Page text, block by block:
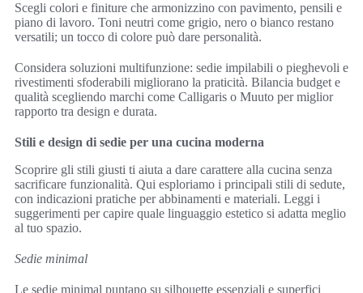
Scegli colori e finiture che armonizzino con pavimento, pensili e
piano di lavoro. Toni neutri come grigio, nero o bianco restano
versatili; un tocco di colore può dare personalità.
Considera soluzioni multifunzione: sedie impilabili o pieghevoli e
rivestimenti sfoderabili migliorano la praticità. Bilancia budget e
qualità scegliendo marchi come Calligaris o Muuto per miglior
rapporto tra design e durata.
Stili e design di sedie per una cucina moderna
Scoprire gli stili giusti ti aiuta a dare carattere alla cucina senza
sacrificare funzionalità. Qui esploriamo i principali stili di sedute,
con indicazioni pratiche per abbinamenti e materiali. Leggi i
suggerimenti per capire quale linguaggio estetico si adatta meglio
al tuo spazio.
Sedie minimal
Le sedie minimal puntano su silhouette essenziali e superfici